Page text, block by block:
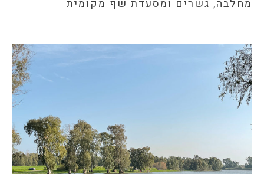
מחלבה, גשרים ומסעדת שף מקומית